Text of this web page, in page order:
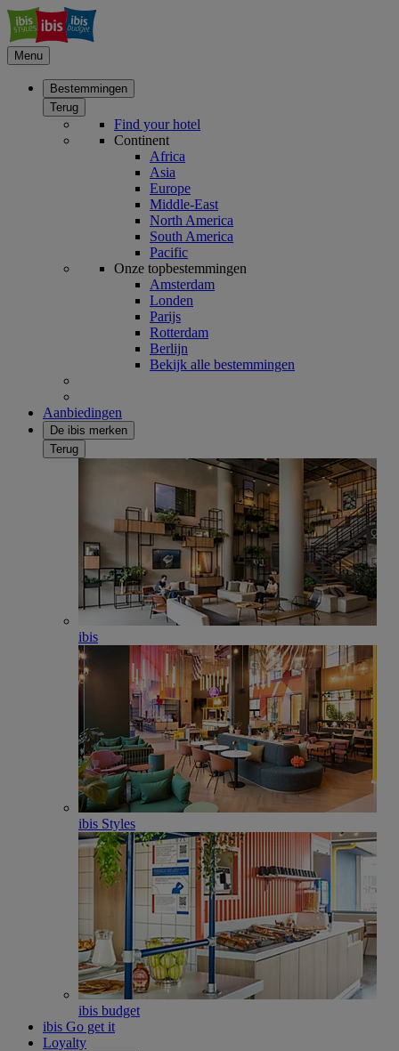
Menu
Bestemmingen
Terug
Find your hotel
Continent
Africa
Asia
Europe
Middle-East
North America
South America
Pacific
Onze topbestemmingen
Amsterdam
Londen
Parijs
Rotterdam
Berlijn
Bekijk alle bestemmingen
Aanbiedingen
De ibis merken
Terug
ibis
ibis Styles
ibis budget
ibis Go get it
Loyalty